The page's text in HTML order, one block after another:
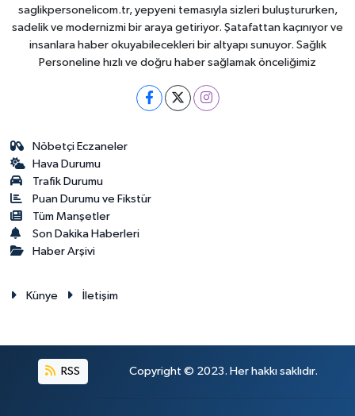
saglikpersonelicom.tr, yepyeni temasıyla sizleri buluştururken,
sadelik ve modernizmi bir araya getiriyor. Şatafattan kaçınıyor ve
insanlara haber okuyabilecekleri bir altyapı sunuyor. Sağlık
Personeline hızlı ve doğru haber sağlamak önceliğimiz
Nöbetçi Eczaneler
Hava Durumu
Trafik Durumu
Puan Durumu ve Fikstür
Tüm Manşetler
Son Dakika Haberleri
Haber Arşivi
Künye İletişim
RSS Copyright © 2023. Her hakkı saklıdır.